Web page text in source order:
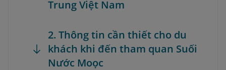
Trung Việt Nam
2. Thông tin cần thiết cho du
khách khi đến tham quan Suối
Nước Moọc